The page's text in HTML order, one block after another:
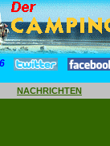
NACHRICHTEN